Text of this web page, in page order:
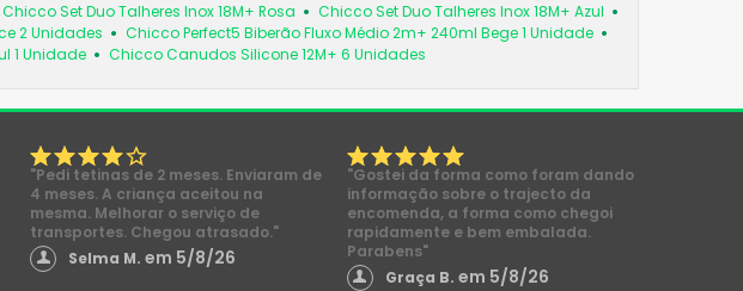
Chicco Set Duo Talheres Inox 18M+ Rosa
Chicco Set Duo Talheres Inox 18M+ Azul
2 Unidades
Chicco Perfect5 Biberão Fluxo Médio 2m+ 240ml Bege 1 Unidade
1 Unidade Chicco Canudos Silicone 12M+ 6 Unidades
"Pedi tetinas de 2 meses. Enviaram de
4 meses. A criança aceitou na
mesma. Melhorar o serviço de
transportes. Chegou atrasado."
Selma M.em 5/8/26
"Gostei da forma como foram dando
informação sobre o trajecto da
encomenda, a forma como chegoi
rapidamente e bem embalada.
Parabens"
Graça B. em 5/8/26